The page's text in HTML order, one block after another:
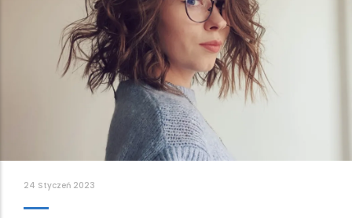
24 Styczeń 2023